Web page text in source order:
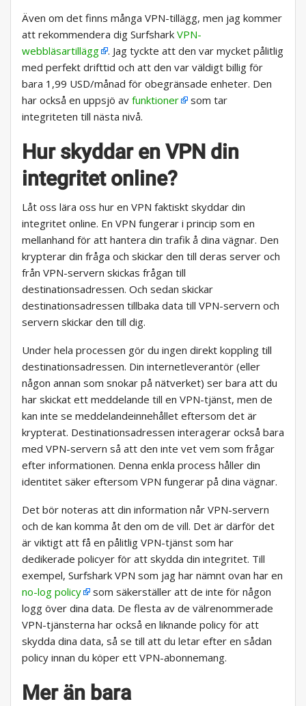
Även om det finns många VPN-tillägg, men jag kommer
att rekommendera dig Surfshark VPN-
webbläsartillägg
. Jag tyckte att den var mycket pålitlig
med perfekt drifttid och att den var väldigt billig för
bara 1,99 USD/månad för obegränsade enheter. Den
har också en uppsjö av funktioner
som tar
integriteten till nästa nivå.
Hur skyddar en VPN din
integritet online?
Låt oss lära oss hur en VPN faktiskt skyddar din
integritet online. En VPN fungerar i princip som en
mellanhand för att hantera din trafik å dina vägnar. Den
krypterar din fråga och skickar den till deras server och
från VPN-servern skickas frågan till
destinationsadressen. Och sedan skickar
destinationsadressen tillbaka data till VPN-servern och
servern skickar den till dig.
Under hela processen gör du ingen direkt koppling till
destinationsadressen. Din internetleverantör (eller
någon annan som snokar på nätverket) ser bara att du
har skickat ett meddelande till en VPN-tjänst, men de
kan inte se meddelandeinnehållet eftersom det är
krypterat. Destinationsadressen interagerar också bara
med VPN-servern så att den inte vet vem som frågar
efter informationen. Denna enkla process håller din
identitet säker eftersom VPN fungerar på dina vägnar.
Det bör noteras att din information når VPN-servern
och de kan komma åt den om de vill. Det är därför det
är viktigt att få en pålitlig VPN-tjänst som har
dedikerade policyer för att skydda din integritet. Till
exempel, Surfshark VPN som jag har nämnt ovan har en
no-log policy
som säkerställer att de inte för någon
logg över dina data. De flesta av de välrenommerade
VPN-tjänsterna har också en liknande policy för att
skydda dina data, så se till att du letar efter en sådan
policy innan du köper ett VPN-abonnemang.
Mer än bara